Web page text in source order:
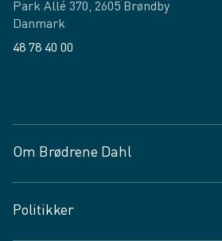
Park Allé 370, 2605 Brøndby
Danmark
48 78 40 00
Om Brødrene Dahl
Vagttelefon 30 10 89 89
Politikker